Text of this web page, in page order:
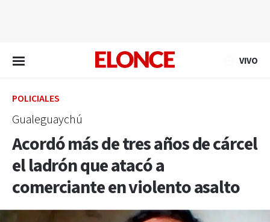
VIVO
POLICIALES
Gualeguaychú
Acordó más de tres años de cárcel
el ladrón que atacó a
comerciante en violento asalto